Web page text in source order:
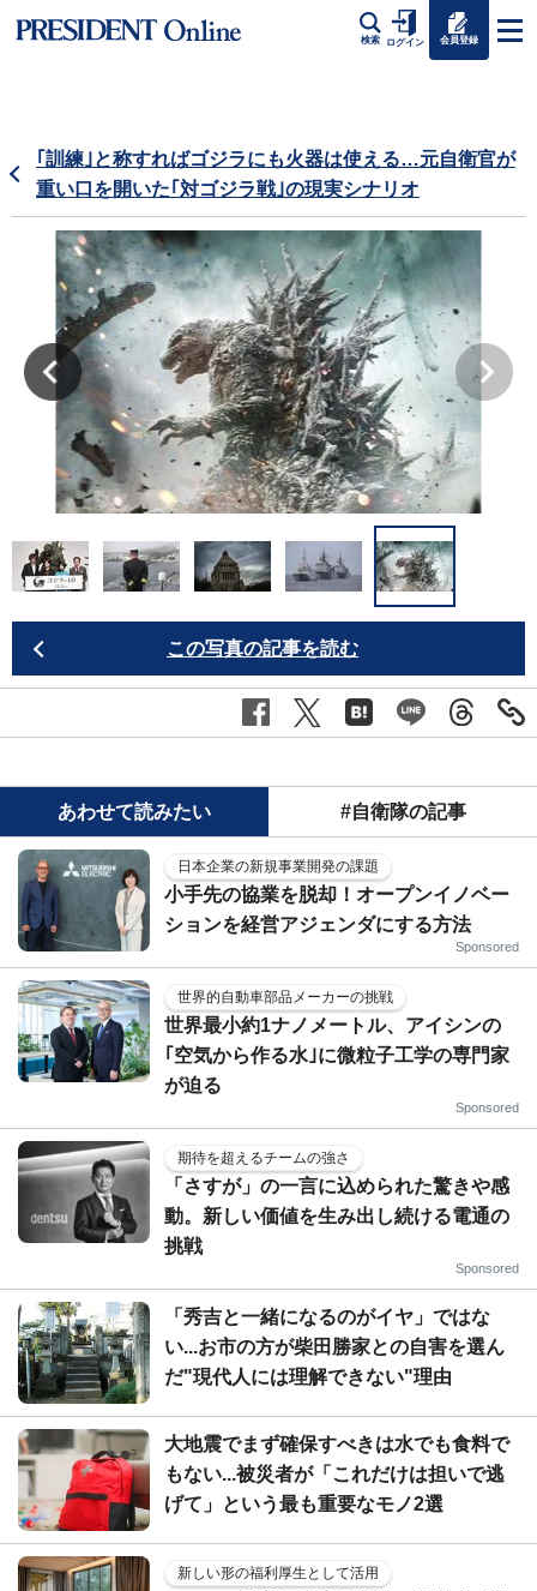
検索 ログイン 会員登録
｢訓練｣と称すればゴジラにも火器は使える…元自衛官が
重い口を開いた｢対ゴジラ戦｣の現実シナリオ
この写真の記事を読む
あわせて読みたい #自衛隊の記事
日本企業の新規事業開発の課題
小手先の協業を脱却！オープンイノベー
ションを経営アジェンダにする方法
Sponsored
世界的自動車部品メーカーの挑戦
世界最小約1ナノメートル、アイシンの
｢空気から作る水｣に微粒子工学の専門家
が迫る
Sponsored
期待を超えるチームの強さ
「さすが」の一言に込められた驚きや感
動。新しい価値を生み出し続ける電通の
挑戦
Sponsored
「秀吉と一緒になるのがイヤ」ではな
い...お市の方が柴田勝家との自害を選ん
だ"現代人には理解できない"理由
大地震でまず確保すべきは水でも食料で
もない...被災者が「これだけは担いで逃
げて」という最も重要なモノ2選
新しい形の福利厚生として活用